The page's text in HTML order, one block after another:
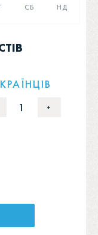
СБ НД
1 +